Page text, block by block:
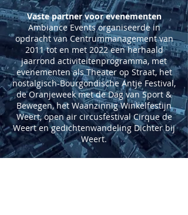
Vaste partner voor evenementen
Ambiance Events organiseerde in
opdracht van Centrummanagement van
2011 tot en met 2022 een herhaald
jaarrond activiteitenprogramma, met
evenementen als Theater op Straat, het
nostalgisch-Bourgondische Antje Festival,
de Oranjeweek met de Dag van Sport &
Bewegen, het Waanzinnig Winkelfestijn
Weert, open air circusfestival Cirque de
Weert en gedichtenwandeling Dichter bij
Weert.
Meer informatie over de organisatie van